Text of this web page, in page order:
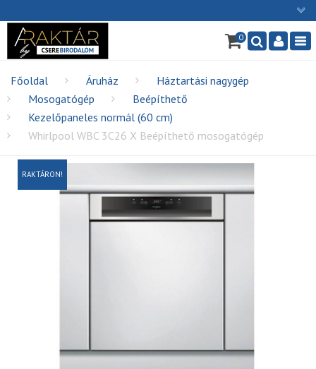
Ügyfélszolgálat: H-P: 9:00 - 16:00
info@cserebirodalom.hu
×
0
Főoldal Áruház
Háztartási nagygép
Mosogatógép
Beépíthető
Kezelőpaneles normál (60 cm)
Whirlpool WBC 3C26 X Beépíthető mosogatógép
RAKTÁRON!